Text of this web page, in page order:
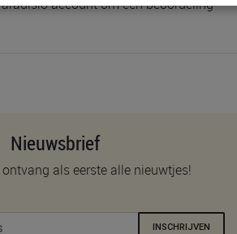
account om een beoordeling
Nieuwsbrief
als eerste alle nieuwtjes!
INSCHRIJVEN